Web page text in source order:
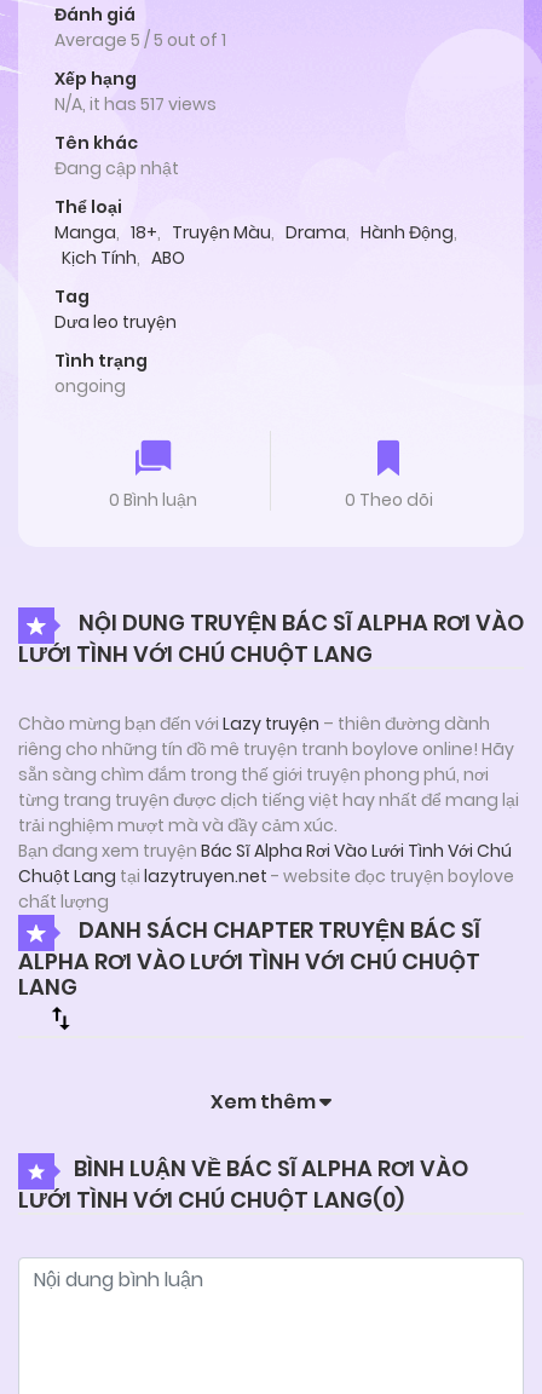
Đánh giá
Average 5 /5 out of 1
Xếp hạng
N/A, it has 517 views
Tên khác
Đang cập nhật
Thể loại
Manga, 18+, Truyện Màu, Drama, Hành Động,
Kịch Tính, ABO
Tag
Dưa leo truyện
Tình trạng
ongoing
0 Bình luận 0 Theo dõi
NỘI DUNG TRUYỆN BÁC SĨ ALPHA RƠI VÀO
LƯỚI TÌNH VỚI CHÚ CHUỘT LANG
Chào mừng bạn đến với Lazy truyện – thiên đường dành
riêng cho những tín đồ mê truyện tranh boylove online! Hãy
sẵn sàng chìm đắm trong thế giới truyện phong phú, nơi
từng trang truyện được dịch tiếng việt hay nhất để mang lại
trải nghiệm mượt mà và đầy cảm xúc.
Bạn đang xem truyện Bác Sĩ Alpha Rơi Vào Lưới Tình Với Chú
Chuột Lang tại lazytruyen.net - website đọc truyện boylove
chất lượng
DANH SÁCH CHAPTER TRUYỆN BÁC SĨ
ALPHA RƠI VÀO LƯỚI TÌNH VỚI CHÚ CHUỘT
LANG
Xem thêm
BÌNH LUẬN VỀ BÁC SĨ ALPHA RƠI VÀO
LƯỚI TÌNH VỚI CHÚ CHUỘT LANG(0)